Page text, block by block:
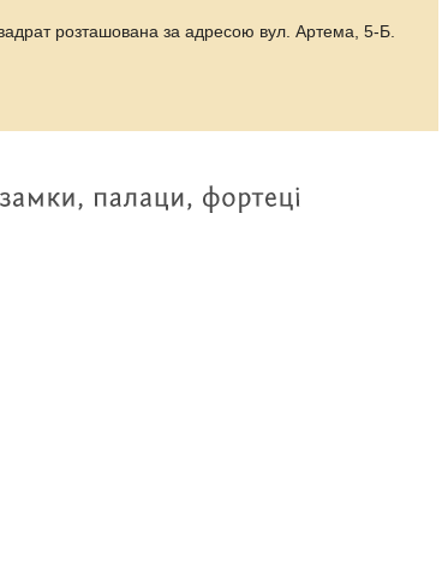
розташована за адресою вул. Артема, 5-Б.